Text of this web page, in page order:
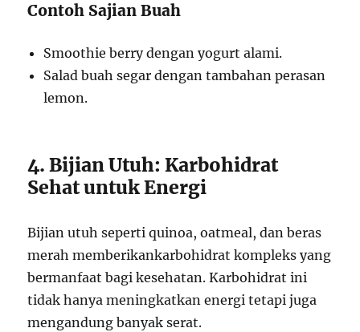
Contoh Sajian Buah
Smoothie berry dengan yogurt alami.
Salad buah segar dengan tambahan perasan
lemon.
4. Bijian Utuh: Karbohidrat
Sehat untuk Energi
Bijian utuh seperti quinoa, oatmeal, dan beras
merah memberikankarbohidrat kompleks yang
bermanfaat bagi kesehatan. Karbohidrat ini
tidak hanya meningkatkan energi tetapi juga
mengandung banyak serat.